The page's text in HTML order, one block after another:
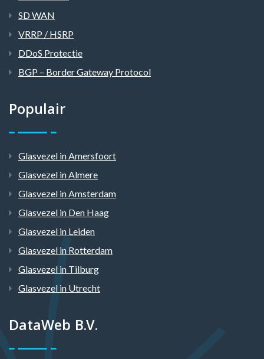
SD WAN
VRRP / HSRP
DDoS Protectie
BGP – Border Gateway Protocol
Populair
Glasvezel in Amersfoort
Glasvezel in Almere
Glasvezel in Amsterdam
Glasvezel in Den Haag
Glasvezel in Leiden
Glasvezel in Rotterdam
Glasvezel in Tilburg
Glasvezel in Utrecht
DataWeb B.V.